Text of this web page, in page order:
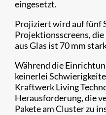
eingesetzt.
Projiziert wird auf fünf
Projektionsscreens,
aus Glas ist 70 mm
Während die
keinerlei
Kraftwerk Living
Herausforderung, die
Pakete am Cluster zu